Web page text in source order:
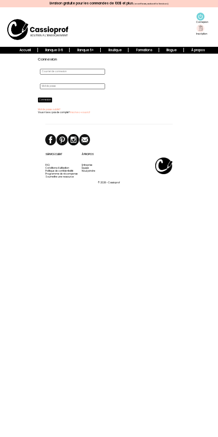
Livraison gratuite pour les commandes de 100$ et plus (avant taxes, excluant la livraison)
Connexion
Inscription
Accueil Banque 0-5 Banque 5+ Boutique Formations Blogue À propos
Connexion
Connexion
Mot de passe oublié?
Vous n'avez pas de compte? Inscrivez-vous ici!
SERVICE CLIENT
FAQ
Conditions d'utilisation
Politique de confidentialité
Programme de récompense
Soumettre une ressource
À PROPOS
Entreprise
Équipe
Nous joindre
© 2026 - Cassioprof